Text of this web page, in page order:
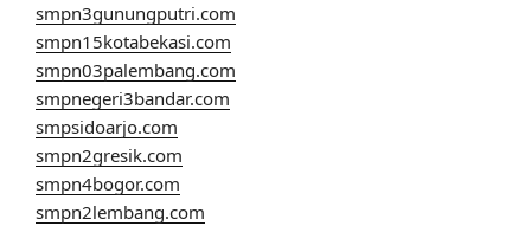
smpn3gunungputri.com
smpn15kotabekasi.com
smpn03palembang.com
smpnegeri3bandar.com
smpsidoarjo.com
smpn2gresik.com
smpn4bogor.com
smpn2lembang.com